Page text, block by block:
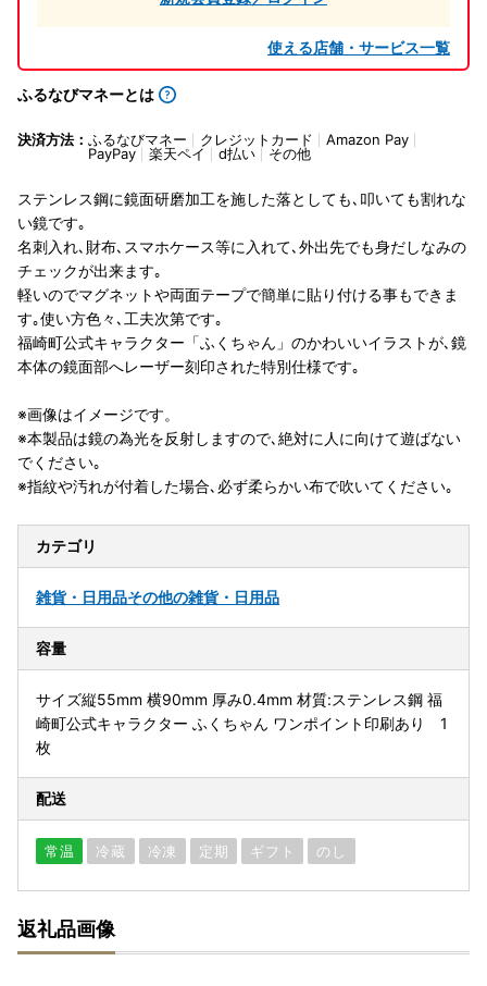
使える店舗・サービス一覧
ふるなびマネーとは
決済方法： ふるなびマネー クレジットカード
Amazon Pay
PayPay
楽天ペイ d払い その他
ステンレス鋼に鏡面研磨加工を施した落としても､叩いても割れな
い鏡です｡
名刺入れ､財布､スマホケース等に入れて､外出先でも身だしなみの
チェックが出来ます｡
軽いのでマグネットや両面テープで簡単に貼り付ける事もできま
す｡使い方色々､工夫次第です｡
福崎町公式キャラクター「ふくちゃん」のかわいいイラストが､鏡
本体の鏡面部へレーザー刻印された特別仕様です｡
※画像はイメージです。
※本製品は鏡の為光を反射しますので､絶対に人に向けて遊ばない
でください｡
※指紋や汚れが付着した場合､必ず柔らかい布で吹いてください｡
カテゴリ
雑貨・日用品その他の雑貨・日用品
容量
サイズ縦55mm 横90mm 厚み0.4mm 材質:ステンレス鋼 福
崎町公式キャラクター ふくちゃん ワンポイント印刷あり 1
枚
配送
常温 冷蔵 冷凍 定期 ギフト のし
返礼品画像